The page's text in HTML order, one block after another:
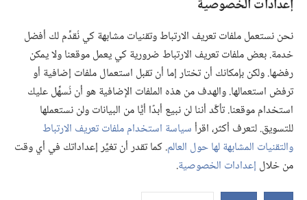
إعدادات الخصوصية
نحن نستعمل ملفات تعريف الارتباط وتقنيات مشابهة كي نُقدِّم لك أفضل
خدمة. بعض ملفات تعريف الارتباط ضرورية كي يعمل موقعنا ولا يمكن
رفضها. ولكن بإمكانك أن تختار إما أن تقبل استعمال ملفات إضافية أو
ترفض استعمالها. والهدف من هذه الملفات الإضافية هو أن نُسهِّل عليك
استخدام موقعنا. تأكَّد أننا لن نبيع أبدًا أيًّا من البيانات ولن نستعملها
للتسويق. لتعرف أكثر، اقرأسياسة استخدام ملفات تعريف الارتباط
والتقنيات المشابهة لها حول العالم. كما تقدر أن تغيِّر إعداداتك في أي وقت
من خلال إعدادات الخصوصية.
نافذة
(يفتح
نافذة
جديدة) تطبيق ®
JW Library
مكتبة برج المراقبة
© 2026 .Watch Tower Bible and Tract Society of Pennsylvania
شروط الاستخدام |